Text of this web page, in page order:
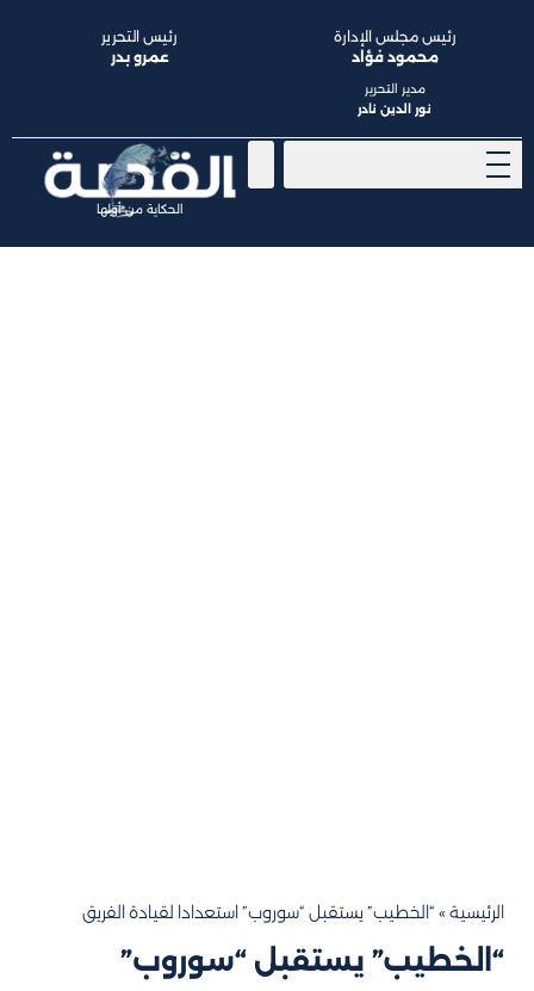
الحكاية من أولها
رئيس مجلس الإدارة
محمود فؤاد
مدير التحرير
نور الدين نادر
رئيس التحرير
عمرو بدر
الرئيسية » “الخطيب” يستقبل “سوروب” استعدادا لقيادة الفريق
“الخطيب” يستقبل “سوروب”